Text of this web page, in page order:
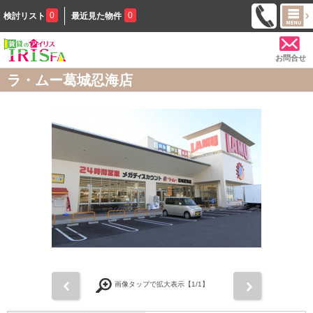
検討リスト 0 最近見た物件 0
お問合せ
ラ・ムー葛城忍海店
画像タップで拡大表示【1/1】